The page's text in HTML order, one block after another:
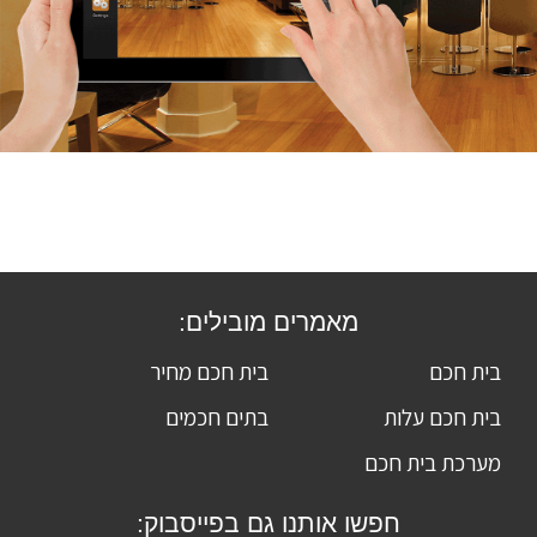
מאמרים מובילים:
בית חכם
בית חכם מחיר
בית חכם עלות
בתים חכמים
מערכת בית חכם
חפשו אותנו גם בפייסבוק: